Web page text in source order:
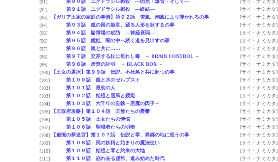
[91]
第９０話 ユグドラシル戦役 ―閃光・爆音・そして― [サイ・ナミカタ]
[92]
第９１話 ユグドラシル戦役 ―終結― [サイ・ナミカタ]
[93]
【ガリア王家の家庭の事情】第９２話 雪風、潮風により導かれるの事 [サイ・ナミカタ]
[94]
第９３話 鏡の国の姫君、踊る人形を欲するの事 [サイ・ナミカタ]
[95]
第９４話 賭博場の攻防 ―神経衰弱― [サイ・ナミカタ]
[96]
第９５話 鏡姫、闇の中へ続く道を見出すの事 [サイ・ナミカタ]
[97]
第９６話 嵐と共に…… [サイ・ナミカタ]
[98]
第９７話 交差する杖に垂れし毒 － BRAIN CONTROL － [サイ・ナミカタ]
[99]
第９８話 虚無の証明 － BLACK BOX － [サイ・ナミカタ]
[100]
【王女の選択】第９９話 伝説、不死鳥と共に起つの事 [サイ・ナミカタ]
[101]
第１００話 鏡と氷のゼルプスト [サイ・ナミカタ]
[102]
第１０１話 最初の人 [サイ・ナミカタ]
[103]
第１０２話 始祖と雪風と鏡姫 [サイ・ナミカタ]
[104]
第１０３話 六千年の妄執－悪魔の因子－ [サイ・ナミカタ]
[105]
【王政府攻略】第１０４話 王族たちの憂鬱 [サイ・ナミカタ]
[106]
第１０５話 王女たちの懊悩 [サイ・ナミカタ]
[107]
第１０６話 聖職者たちの明暗 [サイ・ナミカタ]
[108]
【追憶の夢迷宮】第１０７話 伝説と零、異郷の地に惑うの事 [サイ・ナミカタ]
[109]
第１０８話 風の妖精と始まりの魔法使い [サイ・ナミカタ]
[110]
第１０９話 始祖と零と約束の大地 [サイ・ナミカタ]
[111]
第１１０話 崩れ去る虚飾、進み始めた時代 [サイ・ナミカタ]